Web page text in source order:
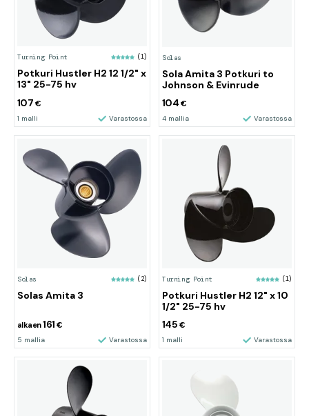
Turning Point (1)
Potkuri Hustler H2 12 1/2" x
13" 25-75 hv
107 €
1 malli Varastossa
Solas
Sola Amita 3 Potkuri to
Johnson & Evinrude
104 €
4 mallia Varastossa
Solas (2)
Solas Amita 3
alkaen161 €
5 mallia Varastossa
Turning Point (1)
Potkuri Hustler H2 12" x 10
1/2" 25-75 hv
145 €
1 malli Varastossa